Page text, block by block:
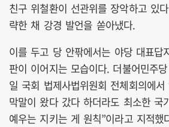
친구 위철환이 선관위를 장악하고 있
략한 채 강경 발언을 쏟아냈다.
이를 두고 당 안팎에서는 야당 대표답
판이 이어지는 모습이다. 더불어민주
일 국회 법제사법위원회 전체회의에서
막말이 왔다 갔다 하더라도 최소한 국
예우는 지키는 게 원칙”이라고 지적